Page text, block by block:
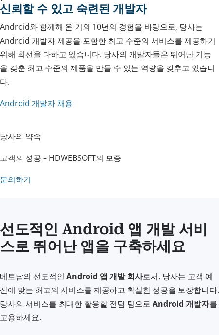
신뢰할 수 있고 숙련된 개발자
Android와 함께해 온 거의 10년의 경험을 바탕으로, 당사는
Android 개발자 제공을 포함한 최고 수준의 서비스를 제공하기
위해 최선을 다하고 있습니다. 당사의 개발자들은 뛰어난 기능
을 갖춘 최고 수준의 제품을 만들 수 있는 역량을 갖추고 있습니
다.
Android 개발자 채용
당사의 약속
고객의 성공 – HDWEBSOFT의 보증
문의하기
선도적인 Android 앱 개발 서비
스로 뛰어난 앱을 구축하세요
베트남의 선도적인 Android 앱 개발 회사로서, 당사는 고객 예
산에 맞는 최고의 서비스를 제공하고 확실한 성공을 보장합니다.
당사의 서비스를 최대한 활용할 전담 팀으로 Android 개발자를
고용하세요.